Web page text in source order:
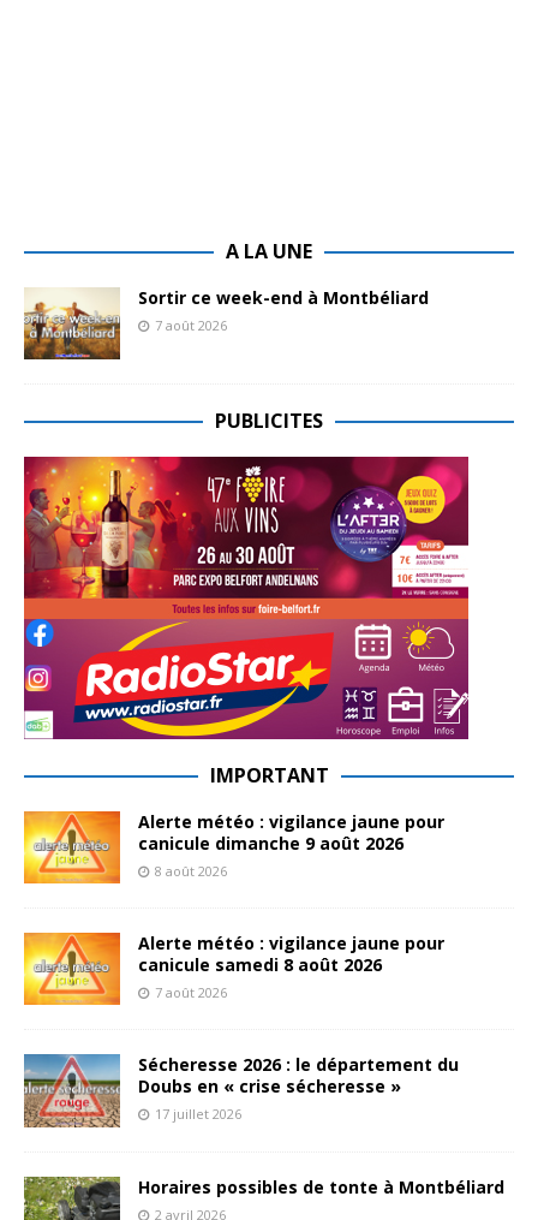
A LA UNE
Sortir ce week-end à Montbéliard
7 août 2026
PUBLICITES
IMPORTANT
Alerte météo : vigilance jaune pour
canicule dimanche 9 août 2026
8 août 2026
Alerte météo : vigilance jaune pour
canicule samedi 8 août 2026
7 août 2026
Sécheresse 2026 : le département du
Doubs en « crise sécheresse »
17 juillet 2026
Horaires possibles de tonte à Montbéliard
2 avril 2026